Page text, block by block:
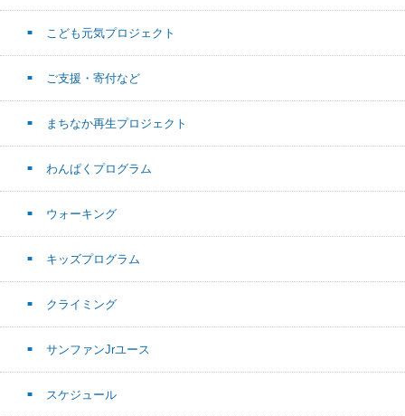
こども元気プロジェクト
ご支援・寄付など
まちなか再生プロジェクト
わんぱくプログラム
ウォーキング
キッズプログラム
クライミング
サンファンJrユース
スケジュール